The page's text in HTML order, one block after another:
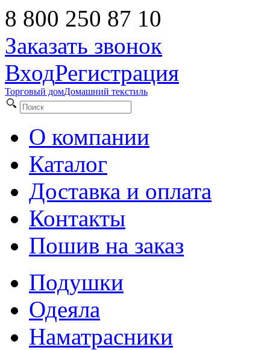
8 800 250 87 10
Заказать звонок
ВходРегистрация
Торговый домДомашний текстиль
О компании
Каталог
Доставка и оплата
Контакты
Пошив на заказ
Подушки
Одеяла
Наматрасники